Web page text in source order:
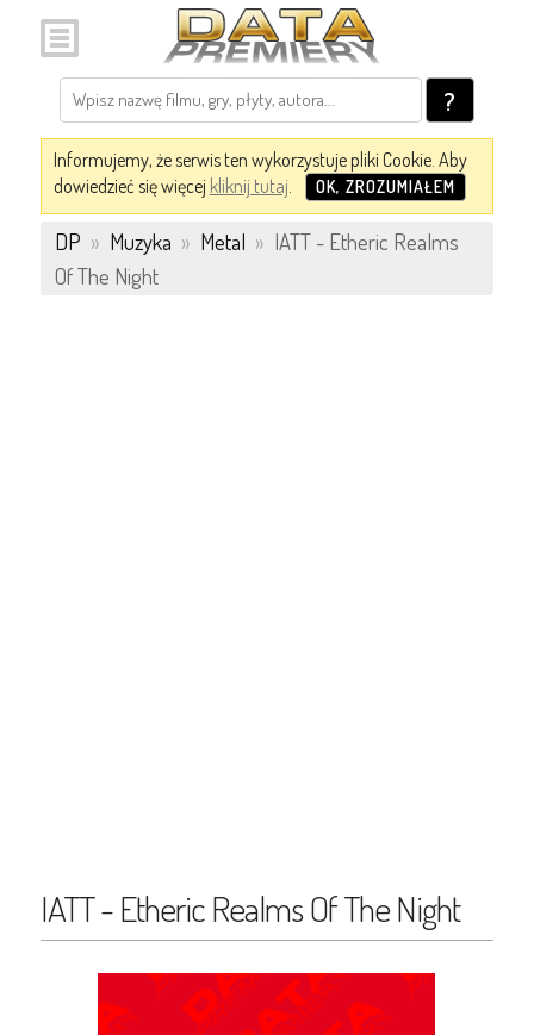
?
Informujemy, że serwis ten wykorzystuje pliki Cookie. Aby
dowiedzieć się więcej kliknij tutaj. OK, ZROZUMIAŁEM
DP » Muzyka » Metal » IATT - Etheric Realms
Of The Night
IATT - Etheric Realms Of The Night